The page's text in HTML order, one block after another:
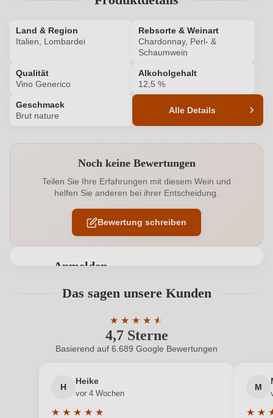
Land & Region
Italien, Lombardei
Rebsorte & Weinart
Chardonnay, Perl- &
Schaumwein
Qualität
Vino Generico
Alkoholgehalt
12,5 %
Geschmack
Brut nature
Alle Details
Alkoholgehalt in % 12,5 %
Allergene Enthält Sulfite
Flaschenverschluss Sekt/Champagnerkorken
27050 CORVINO S. QUIRICO, Italien
Noch keine Bewertungen
Teilen Sie Ihre Erfahrungen mit diesem Wein und
helfen Sie anderen bei ihrer Entscheidung.
Bewertung schreiben
Anmelden
Benutzern abgegeben werden. Bitte loggen Sie sich
Neuer Kunde? Neuer Kunde?
Ihre E-Mail-Adresse
Das sagen unsere Kunden
4,7 Sterne
★ ★ ★ ★ ★
★
Durchschnittliche Bewertung von 4.7
Basierend auf 6.689 Google Bewertungen
H
Heike
vor 4 Wochen
★ ★ ★ ★ ★
M
★ ★